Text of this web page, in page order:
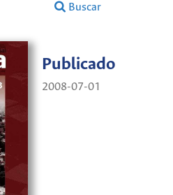
Buscar
Publicado
2008-07-01